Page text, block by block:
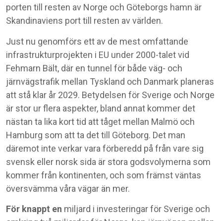
porten till resten av Norge och Göteborgs hamn är
Skandinaviens port till resten av världen.
Just nu genomförs ett av de mest omfattande
infrastrukturprojekten i EU under 2000-talet vid
Fehmarn Bält, där en tunnel för både väg- och
järnvägstrafik mellan Tyskland och Danmark planeras
att stå klar år 2029. Betydelsen för Sverige och Norge
är stor ur flera aspekter, bland annat kommer det
nästan ta lika kort tid att tåget mellan Malmö och
Hamburg som att ta det till Göteborg. Det man
däremot inte verkar vara förberedd på från vare sig
svensk eller norsk sida är stora godsvolymerna som
kommer från kontinenten, och som främst väntas
översvämma våra vägar än mer.
För knappt en miljard i investeringar för Sverige och